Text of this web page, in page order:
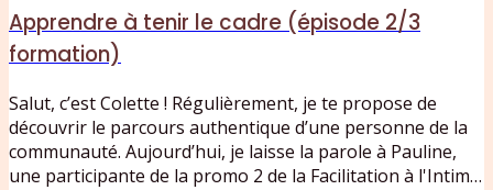
Apprendre à tenir le cadre (épisode 2/3
formation)
Salut, c’est Colette ! Régulièrement, je te propose de
découvrir le parcours authentique d’une personne de la
communauté. Aujourd’hui, je laisse la parole à Pauline,
une participante de la promo 2 de la Facilitation à l'Intime.